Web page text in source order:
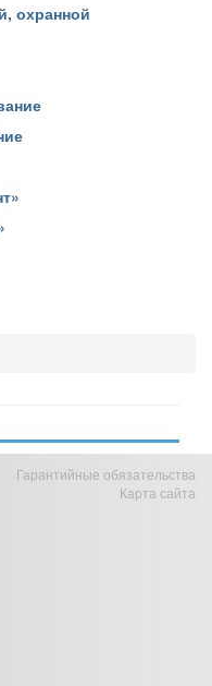
охранной
Гарантийные обязательства
Карта сайта